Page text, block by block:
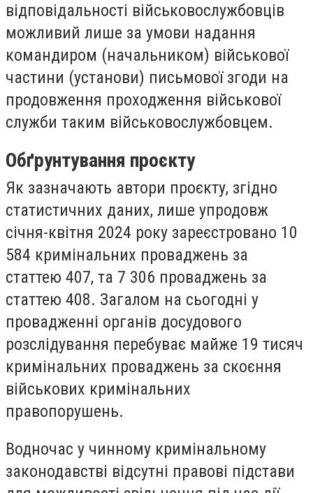
відповідальності військовослужбовців
можливий лише за умови надання
командиром (начальником) військової
частини (установи) письмової згоди на
продовження проходження військової
служби таким військовослужбовцем.
Обґрунтування проєкту
Як зазначають автори проєкту, згідно
статистичних даних, лише упродовж
січня-квітня 2024 року зареєстровано 10
584 кримінальних проваджень за
статтею 407, та 7 306 проваджень за
статтею 408. Загалом на сьогодні у
провадженні органів досудового
розслідування перебуває майже 19 тисяч
кримінальних проваджень за скоєння
військових кримінальних
правопорушень.
Водночас у чинному кримінальному
законодавстві відсутні правові підстави